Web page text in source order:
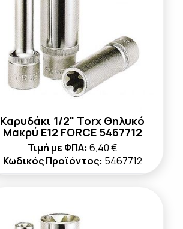
Καρυδάκι 1/2" Torx Θηλυκό
Μακρύ E12 FORCE 5467712
Τιμή με ΦΠΑ: 6,40 €
Κωδικός Προϊόντος: 5467712